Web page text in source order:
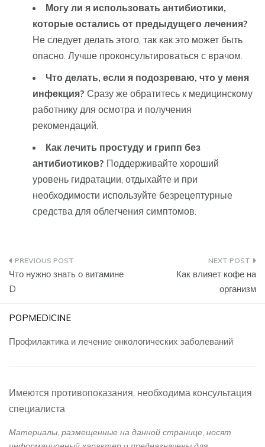
Могу ли я использовать антибиотики,
которые остались от предыдущего лечения?
Не следует делать этого, так как это может быть
опасно. Лучше проконсультироваться с врачом.
Что делать, если я подозреваю, что у меня
инфекция? Сразу же обратитесь к медицинскому
работнику для осмотра и получения
рекомендаций.
Как лечить простуду и грипп без
антибиотиков? Поддерживайте хороший
уровень гидратации, отдыхайте и при
необходимости используйте безрецептурные
средства для облегчения симптомов.
Навигация
по
записям
Что нужно знать о витамине
D
Как влияет кофе на
организм
POPMEDICINE
Профилактика и лечение онкологических заболеваний
Имеются противопоказания, необходима консультация
специалиста
Материалы, размещенные на данной странице, носят